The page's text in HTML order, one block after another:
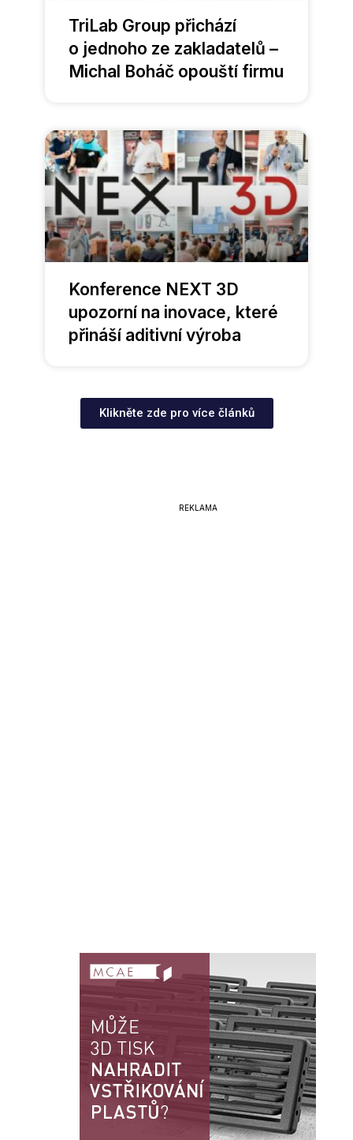
TriLab Group přichází
o jednoho ze zakladatelů –
Michal Boháč opouští firmu
Konference NEXT 3D
upozorní na inovace, které
přináší aditivní výroba
Klikněte zde pro více článků
REKLAMA